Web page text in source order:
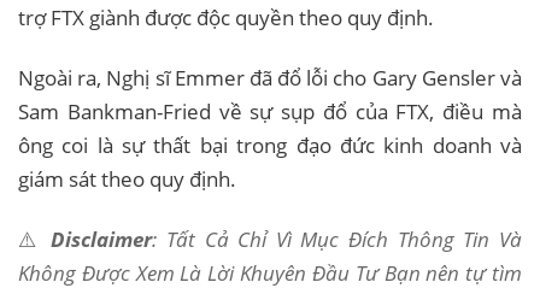
trợ FTX giành được độc quyền theo quy định.
Ngoài ra, Nghị sĩ Emmer đã đổ lỗi cho Gary Gensler và
Sam Bankman-Fried về sự sụp đổ của FTX, điều mà
ông coi là sự thất bại trong đạo đức kinh doanh và
giám sát theo quy định.
⚠️Disclaimer: Tất Cả Chỉ Vì Mục Đích Thông Tin Và
Không Được Xem Là Lời Khuyên Đầu Tư Bạn nên tự tìm